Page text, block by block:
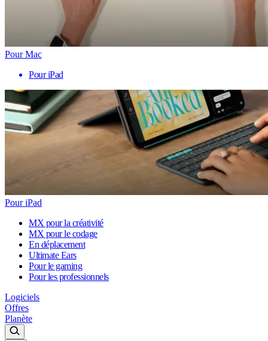
Pour Mac
Pour iPad
Pour iPad
MX pour la créativité
MX pour le codage
En déplacement
Ultimate Ears
Pour le gaming
Pour les professionnels
Logiciels
Offres
Planète